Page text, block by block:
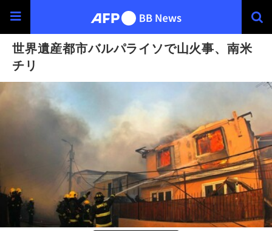
世界遺産都市バルパライソで山火事、南米
チリ